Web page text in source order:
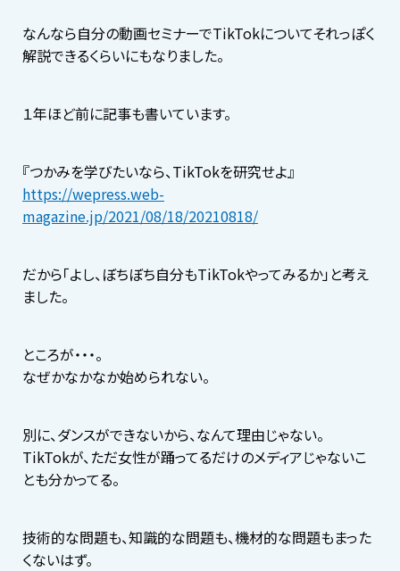
なんなら自分の動画セミナーでTikTokについてそれっぽく
解説できるくらいにもなりました。
１年ほど前に記事も書いています。
『つかみを学びたいなら、TikTokを研究せよ』
https://wepress.web-
magazine.jp/2021/08/18/20210818/
だから「よし、ぼちぼち自分もTikTokやってみるか」と考え
ました。
ところが・・・。
なぜかなかなか始められない。
別に、ダンスができないから、なんて理由じゃない。
TikTokが、ただ女性が踊ってるだけのメディアじゃないこ
とも分かってる。
技術的な問題も、知識的な問題も、機材的な問題もまった
くないはず。